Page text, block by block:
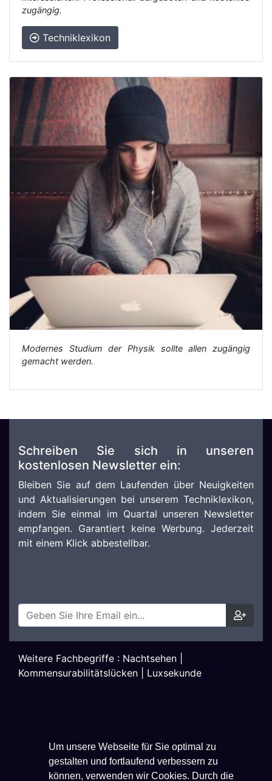
Um unsere Webseite für Sie optimal zu
gestalten und fortlaufend verbessern zu
können, verwenden wir Cookies. Durch die
zugängig.
Techniklexikon
Modernes Studium der Physik sollte allen zugängig
gemacht werden.
Schreiben Sie sich in unseren
kostenlosen Newsletter ein:
Bleiben Sie auf dem Laufenden über Neuigkeiten
und Aktualisierungen bei unserem Techniklexikon,
indem Sie einmal im Quartal unseren Newsletter
empfangen. Garantiert keine Werbung. Jederzeit
mit einem Klick abbestellbar.
Weitere Fachbegriffe : Nachtsehen
Kommensurabilitätslücken
Luxsekunde